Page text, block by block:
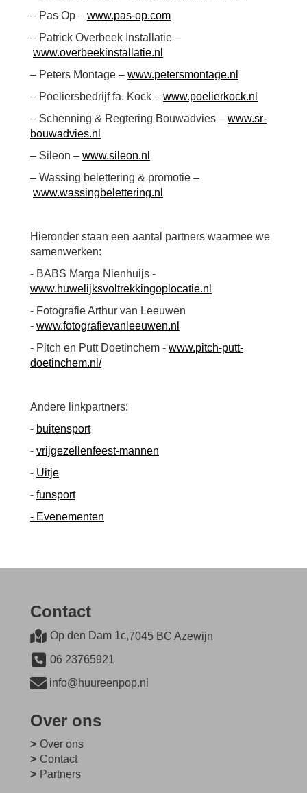
– Pas Op – www.pas-op.com
– Patrick Overbeek Installatie –
www.overbeekinstallatie.nl
– Peters Montage – www.petersmontage.nl
– Poeliersbedrijf fa. Kock – www.poelierkock.nl
– Schenning & Regtering Bouwadvies – www.sr-
bouwadvies.nl
– Sileon – www.sileon.nl
– Wassing belettering & promotie –
www.wassingbelettering.nl
Hieronder staan een aantal partners waarmee we
samenwerken:
- BABS Marga Nienhuijs -
www.huwelijksvoltrekkingoplocatie.nl
- Fotografie Arthur van Leeuwen
- www.fotografievanleeuwen.nl
- Pitch en Putt Doetinchem - www.pitch-putt-
doetinchem.nl/
Andere linkpartners:
- buitensport
- vrijgezellenfeest-mannen
- Uitje
- funsport
- Evenementen
Contact
Op den Dam 1c,7045 BC Azewijn
06 23765921
info@huureenpop.nl
Over ons
Over ons
Contact
Partners